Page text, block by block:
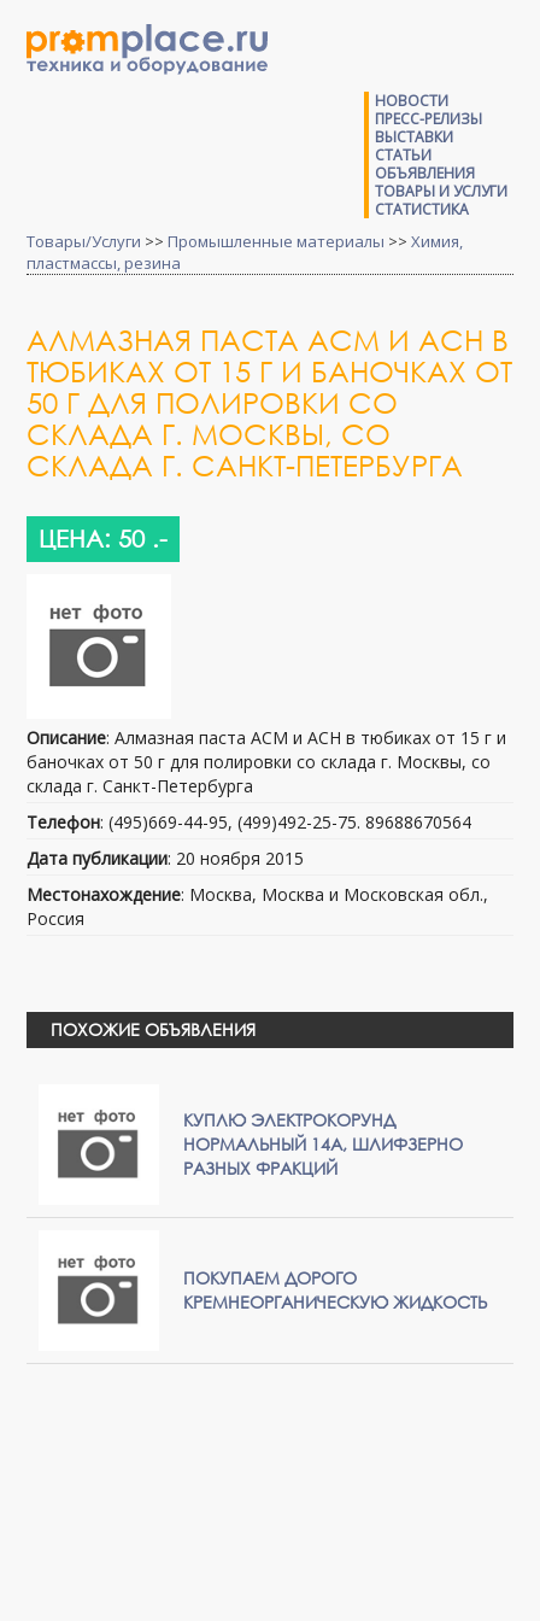
НОВОСТИ
ПРЕСС-РЕЛИЗЫ
ВЫСТАВКИ
СТАТЬИ
ОБЪЯВЛЕНИЯ
ТОВАРЫ И УСЛУГИ
СТАТИСТИКА
Товары/Услуги >> Промышленные материалы >>Химия,
пластмассы, резина
АЛМАЗНАЯ ПАСТА АСМ И АСН В
ТЮБИКАХ ОТ 15 Г И БАНОЧКАХ ОТ
50 Г ДЛЯ ПОЛИРОВКИ СО
СКЛАДА Г. МОСКВЫ, СО
СКЛАДА Г. САНКТ-ПЕТЕРБУРГА
ЦЕНА: 50 .-
Описание: Алмазная паста АСМ и АСН в тюбиках от 15 г и
баночках от 50 г для полировки со склада г. Москвы, со
склада г. Санкт-Петербурга
Телефон: (495)669-44-95, (499)492-25-75. 89688670564
Дата публикации: 20 ноября 2015
Местонахождение: Москва, Москва и Московская обл.,
Россия
ПОХОЖИЕ ОБЪЯВЛЕНИЯ
КУПЛЮ ЭЛЕКТРОКОРУНД
НОРМАЛЬНЫЙ 14А, ШЛИФЗЕРНО
РАЗНЫХ ФРАКЦИЙ
ПОКУПАЕМ ДОРОГО
КРЕМНЕОРГАНИЧЕСКУЮ ЖИДКОСТЬ